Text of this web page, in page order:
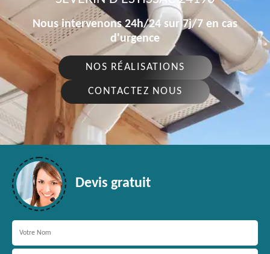
Nous intervenons 24h/24 sur 7j/7 en cas
d'urgence
NOS RÉALISATIONS
CONTACTEZ NOUS
Devis gratuit